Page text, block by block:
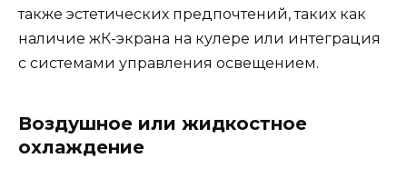
также эстетических предпочтений, таких как
наличие жК-экрана на кулере или интеграция
с системами управления освещением.
Воздушное или жидкостное
охлаждение